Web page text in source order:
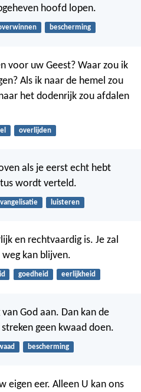
hoofd lopen.
bescherming
voor uw Geest? Waar zou ik
Als ik naar de hemel zou
het dodenrijk zou afdalen
overlijden
als je eerst echt hebt
wordt verteld.
luisteren
en rechtvaardig is. Je zal
kan blijven.
goedheid eerlijkheid
God aan. Dan kan de
geen kwaad doen.
bescherming
eigen eer. Alleen U kan ons